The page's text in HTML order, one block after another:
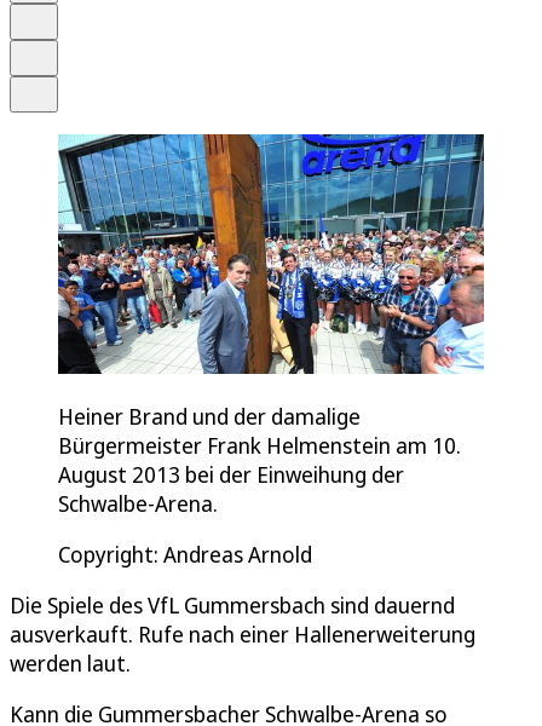
Heiner Brand und der damalige
Bürgermeister Frank Helmenstein am 10.
August 2013 bei der Einweihung der
Schwalbe-Arena.
Copyright: Andreas Arnold
Die Spiele des VfL Gummersbach sind dauernd
ausverkauft. Rufe nach einer Hallenerweiterung
werden laut.
Kann die Gummersbacher Schwalbe-Arena so